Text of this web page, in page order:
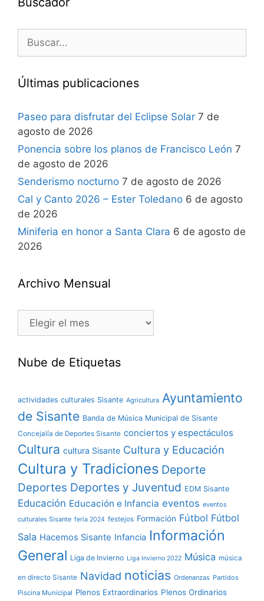
Últimas publicaciones
Paseo para disfrutar del Eclipse Solar 7 de
agosto de 2026
Ponencia sobre los planos de Francisco León 7
de agosto de 2026
Senderismo nocturno 7 de agosto de 2026
Cal y Canto 2026 – Ester Toledano 6 de agosto
de 2026
Miniferia en honor a Santa Clara 6 de agosto de
2026
Archivo Mensual
Nube de Etiquetas
actividades culturales Sisante Agricultura Ayuntamiento
de Sisante Banda de Música Municipal de Sisante
Concejalía de Deportes Sisante conciertos y espectáculos
Cultura cultura Sisante Cultura y Educación
Cultura y Tradiciones Deporte
Deportes Deportes y Juventud EDM Sisante
Educación Educación e Infancia eventos eventos
culturales Sisante feria 2024 festejos Formación Fútbol Fútbol
Sala Hacemos Sisante Infancia Información
General Liga de Invierno Liga Invierno 2022 Música música
en directo Sisante Navidad noticias Ordenanzas Partidos
Piscina Municipal Plenos Extraordinarios Plenos Ordinarios